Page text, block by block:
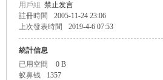
用戶組 禁止发言
註冊時間
2005-11-24 23:06
上次發表時間
2019-4-6 07:53
統計信息
已用空間
0 B
蚁鼻钱
1357